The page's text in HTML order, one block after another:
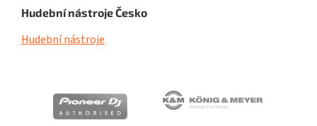
Hudební nástroje Česko
Hudební nástroje